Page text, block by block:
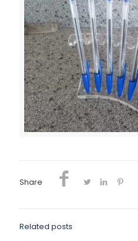
Share
Related posts